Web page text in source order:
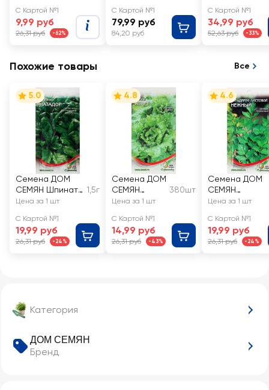
Категория
ДОМ СЕМЯН
Бренд
С Картой №1
9,99 руб
26,31 руб -62%
С Картой №1
79,99 руб
84,20 руб
01-584
С Картой №1
34,99 руб
52,63 руб -33%
Похожие товары Все
5.0
Семена ДОМ
СЕМЯН Шпинат
Матадор
1,5г
Цена за 1 шт
С Картой №1
19,99 руб
26,31 руб -24%
4.8
Семена ДОМ
СЕМЯН
Салат Азарт
380шт
Цена за 1 шт
С Картой №1
14,99 руб
26,31 руб -43%
4.6
Семена ДОМ
СЕМЯН
Сельдерей
Нежный
Цена за 1 шт
С Картой №1
19,99 руб
26,31 руб -24%